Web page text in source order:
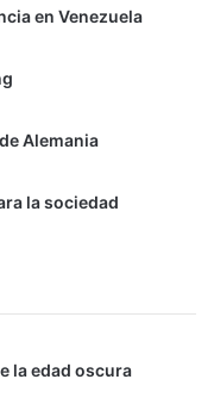
en Venezuela
Alemania
la sociedad
la edad oscura